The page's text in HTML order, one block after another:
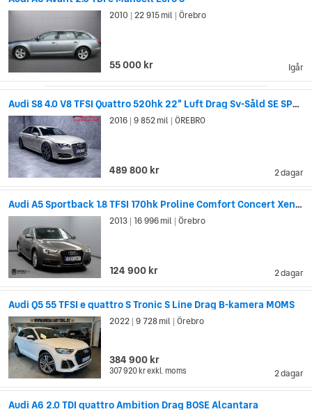
Igår
2010 22 915 mil Örebro
55 000 kr
Audi S8 4.0 V8 TFSI Quattro 520hk 22" Luft Drag Sv-Såld SE SPEC
2 dagar
2016 9 852 mil ÖREBRO
489 800 kr
Audi A5 Sportback 1.8 TFSI 170hk Proline Comfort Concert Xenon
2 dagar
2013 16 996 mil Örebro
124 900 kr
Audi Q5 55 TFSI e quattro S Tronic S Line Drag B-kamera MOMS
2 dagar
2022 9 728 mil Örebro
384 900 kr
307 920 krexkl. moms
Audi A6 2.0 TDI quattro Ambition Drag BOSE Alcantara